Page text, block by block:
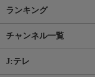
ランキング
チャンネル一覧
J:テレ